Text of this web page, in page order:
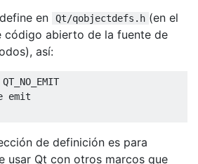
en Qt/qobjectdefs.h (en el
código abierto de la fuente de
así:
emit
de definición es para
usar Qt con otros marcos que